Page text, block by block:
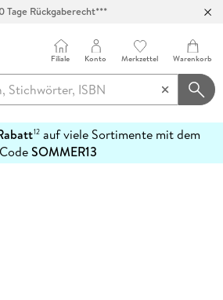
Tage Rückgaberecht***
Filiale Konto Merkzettel Warenkorb
12auf viele Sortimente mit dem
CodeSOMMER13